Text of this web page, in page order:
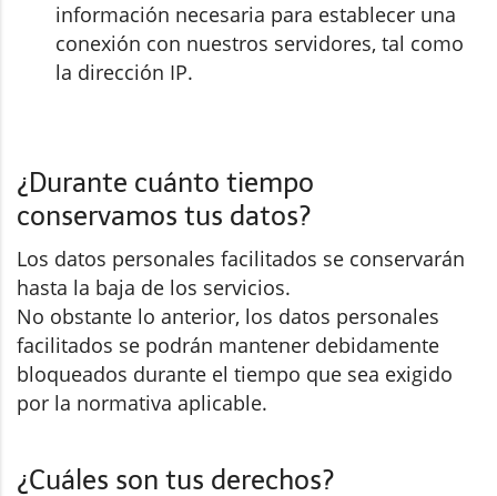
información necesaria para establecer una
conexión con nuestros servidores, tal como
la dirección IP.
¿Durante cuánto tiempo
conservamos tus datos?
Los datos personales facilitados se conservarán
hasta la baja de los servicios.
No obstante lo anterior, los datos personales
facilitados se podrán mantener debidamente
bloqueados durante el tiempo que sea exigido
por la normativa aplicable.
¿Cuáles son tus derechos?